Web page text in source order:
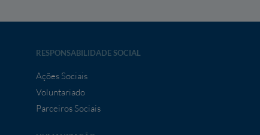
RESPONSABILIDADE SOCIAL
Ações Sociais
Voluntariado
Parceiros Sociais